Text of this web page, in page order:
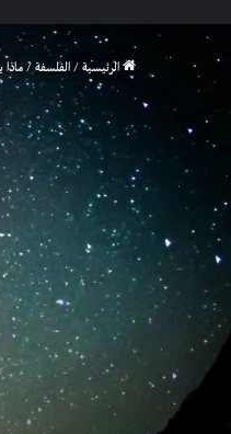
الرئيسية / الفلسفة / ماذا